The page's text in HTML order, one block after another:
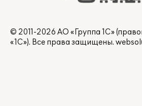
© 2011-2026 АО «Группа 1С»
«1С»). Все права защищены.